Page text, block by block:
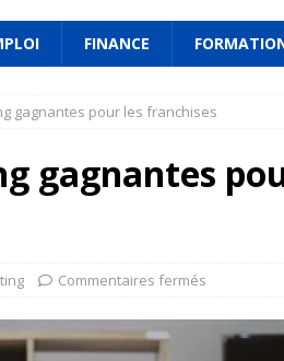
FINANCE
gagnantes pour les franchises
gagnantes
Commentaires fermés